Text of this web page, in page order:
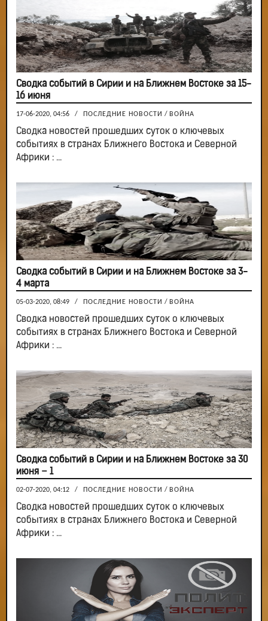
Сводка событий в Сирии и на Ближнем Востоке за 15-
16 июня
17-06-2020, 04:56 / ПОСЛЕДНИЕ НОВОСТИ / ВОЙНА
Сводка новостей прошедших суток о ключевых
событиях в странах Ближнего Востока и Северной
Африки : ...
Сводка событий в Сирии и на Ближнем Востоке за 3-
4 марта
05-03-2020, 08:49 / ПОСЛЕДНИЕ НОВОСТИ / ВОЙНА
Сводка новостей прошедших суток о ключевых
событиях в странах Ближнего Востока и Северной
Африки : ...
Сводка событий в Сирии и на Ближнем Востоке за 30
июня – 1
02-07-2020, 04:12 / ПОСЛЕДНИЕ НОВОСТИ / ВОЙНА
Сводка новостей прошедших суток о ключевых
событиях в странах Ближнего Востока и Северной
Африки : ...